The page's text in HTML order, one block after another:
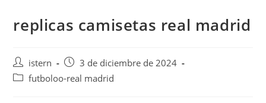
replicas camisetas real madrid
Autor
de
istern
Publicación
de
3 de diciembre de 2024
Categoría
futboloo-real madrid